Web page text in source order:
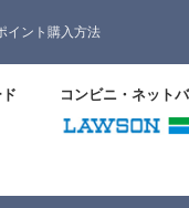
イント購入方法
コンビニ・ネット